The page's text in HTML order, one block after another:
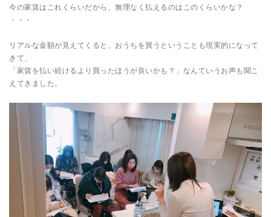
今の家賃はこれくらいだから、無理なく払えるのはこのくらいかな？
・・・
リアルな金額が見えてくると、おうちを買うということも現実的になって
きて、
「家賃を払い続けるより買ったほうが良いかも？」なんていうお声も聞こ
えてきました。